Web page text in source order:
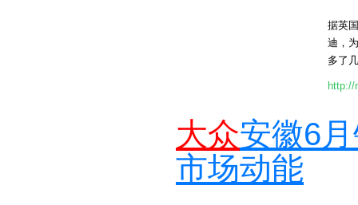
据英
迪，
多了
http://
大众安徽6
市场动能